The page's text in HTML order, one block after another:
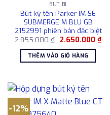
BÚT BI
Bút ký tên Parker IM SE
SUBMERGE M BLU GB
2152991 phiên bản đặc biệt
2.855.000₫ Giá
là:
2.855.000 ₫.
2.650.000 ₫Giá
hiện
THÊM VÀO GIỎ HÀNG
-12%